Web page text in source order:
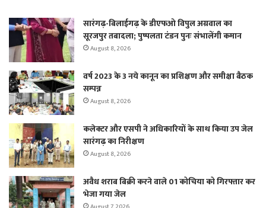
सारंगढ़-बिलाईगढ़ के डीएफओ विपुल अग्रवाल का
सूरजपुर तबादला; पुष्पलता टंडन पुनः संभालेंगी कमान
August 8, 2026
वर्ष 2023 के 3 नये कानून का प्रशिक्षण और समीक्षा बैठक
सम्पन्न
August 8, 2026
कलेक्टर और एसपी ने अधिकारियों के साथ किया उप जेल
सारंगढ़ का निरीक्षण
August 8, 2026
अवैध शराब बिक्री करने वाले 01 कोचिया को गिरफ्तार कर
भेजा गया जेल